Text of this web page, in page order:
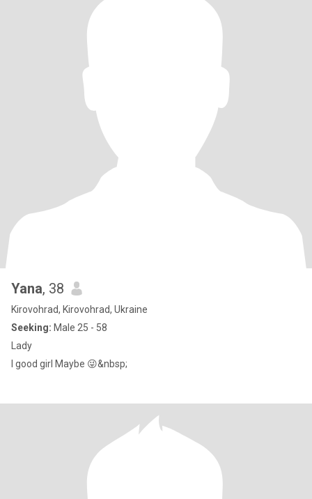
Yana, 38
Kirovohrad, Kirovohrad, Ukraine
Seeking: Male 25 - 58
Lady
I good girl Maybe 😜&nbsp;